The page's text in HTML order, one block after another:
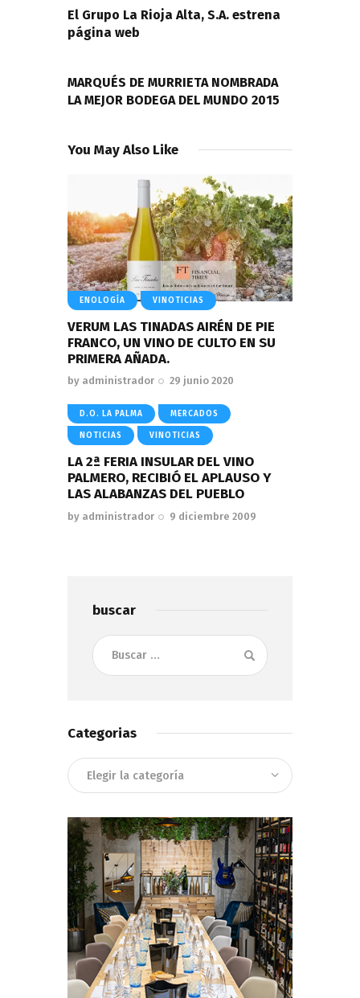
entradas
El Grupo La Rioja Alta, S.A. estrena
página web
MARQUÉS DE MURRIETA NOMBRADA
LA MEJOR BODEGA DEL MUNDO 2015
You May Also Like
ENOLOGÍA VINOTICIAS
VERUM LAS TINADAS AIRÉN DE PIE
FRANCO, UN VINO DE CULTO EN SU
PRIMERA AÑADA.
by administrador 29 junio 2020
D.O. LA PALMA MERCADOS
NOTICIAS VINOTICIAS
LA 2ª FERIA INSULAR DEL VINO
PALMERO, RECIBIÓ EL APLAUSO Y
LAS ALABANZAS DEL PUEBLO
by administrador 9 diciembre 2009
buscar
Buscar:
Categorias
Categorias